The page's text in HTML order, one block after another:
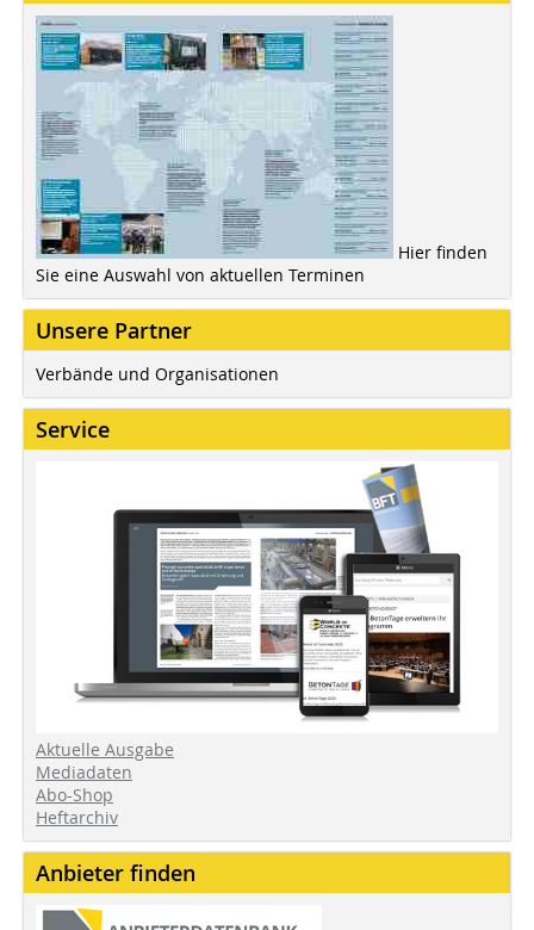
Hier finden
Sie eine Auswahl von aktuellen Terminen
Unsere Partner
Verbände und Organisationen
Service
Aktuelle Ausgabe
Mediadaten
Abo-Shop
Heftarchiv
Anbieter finden